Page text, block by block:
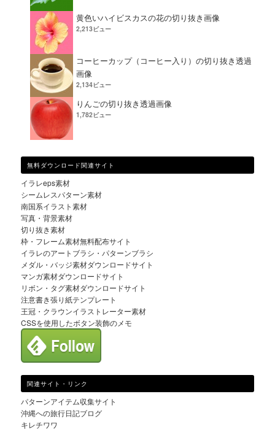
黄色いハイビスカスの花の切り抜き画像
2,213ビュー
コーヒーカップ（コーヒー入り）の切り抜き透過
画像
2,134ビュー
りんごの切り抜き透過画像
1,782ビュー
無料ダウンロード関連サイト
イラレeps素材
シームレスパターン素材
南国系イラスト素材
写真・背景素材
切り抜き素材
枠・フレーム素材無料配布サイト
イラレのアートブラシ・パターンブラシ
メダル・バッジ素材ダウンロードサイト
マンガ素材ダウンロードサイト
リボン・タグ素材ダウンロードサイト
注意書き張り紙テンプレート
王冠・クラウンイラストレーター素材
CSSを使用したボタン装飾のメモ
関連サイト・リンク
パターンアイテム収集サイト
沖縄への旅行日記ブログ
キレチワワ